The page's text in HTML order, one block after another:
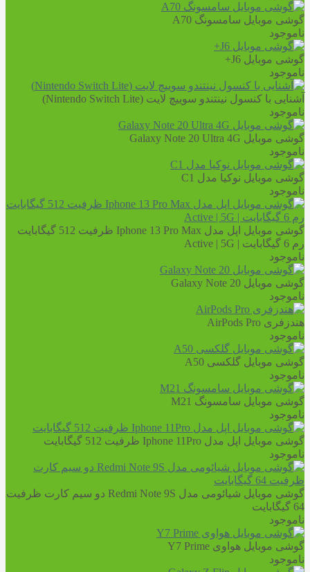
گوشی موبایل سامسونگ A70
ناموجود
گوشی موبایل J6+
ناموجود
آشنایی با کنسول نینتندو سوییچ لایت (Nintendo Switch Lite)
ناموجود
گوشی موبایل Galaxy Note 20 Ultra 4G
ناموجود
گوشی موبایل نوکیا مدل C1
ناموجود
گوشی موبایل اپل مدل Iphone 13 Pro Max ظرفیت 512 گیگابایت
رم 6 گیگابایت | Active | 5G
ناموجود
گوشی موبایل Galaxy Note 20
ناموجود
هندزفری AirPods Pro
ناموجود
گوشی موبایل گلکسی A50
ناموجود
گوشی موبایل سامسونگ M21
ناموجود
گوشی موبایل اپل مدل Iphone 11Pro ظرفیت 512 گیگابایت
ناموجود
گوشی موبایل شیائومی مدل Redmi Note 9S دو سیم‌ کارت ظرفیت
64 گیگابایت
ناموجود
گوشی موبایل هواوی Y7 Prime
ناموجود